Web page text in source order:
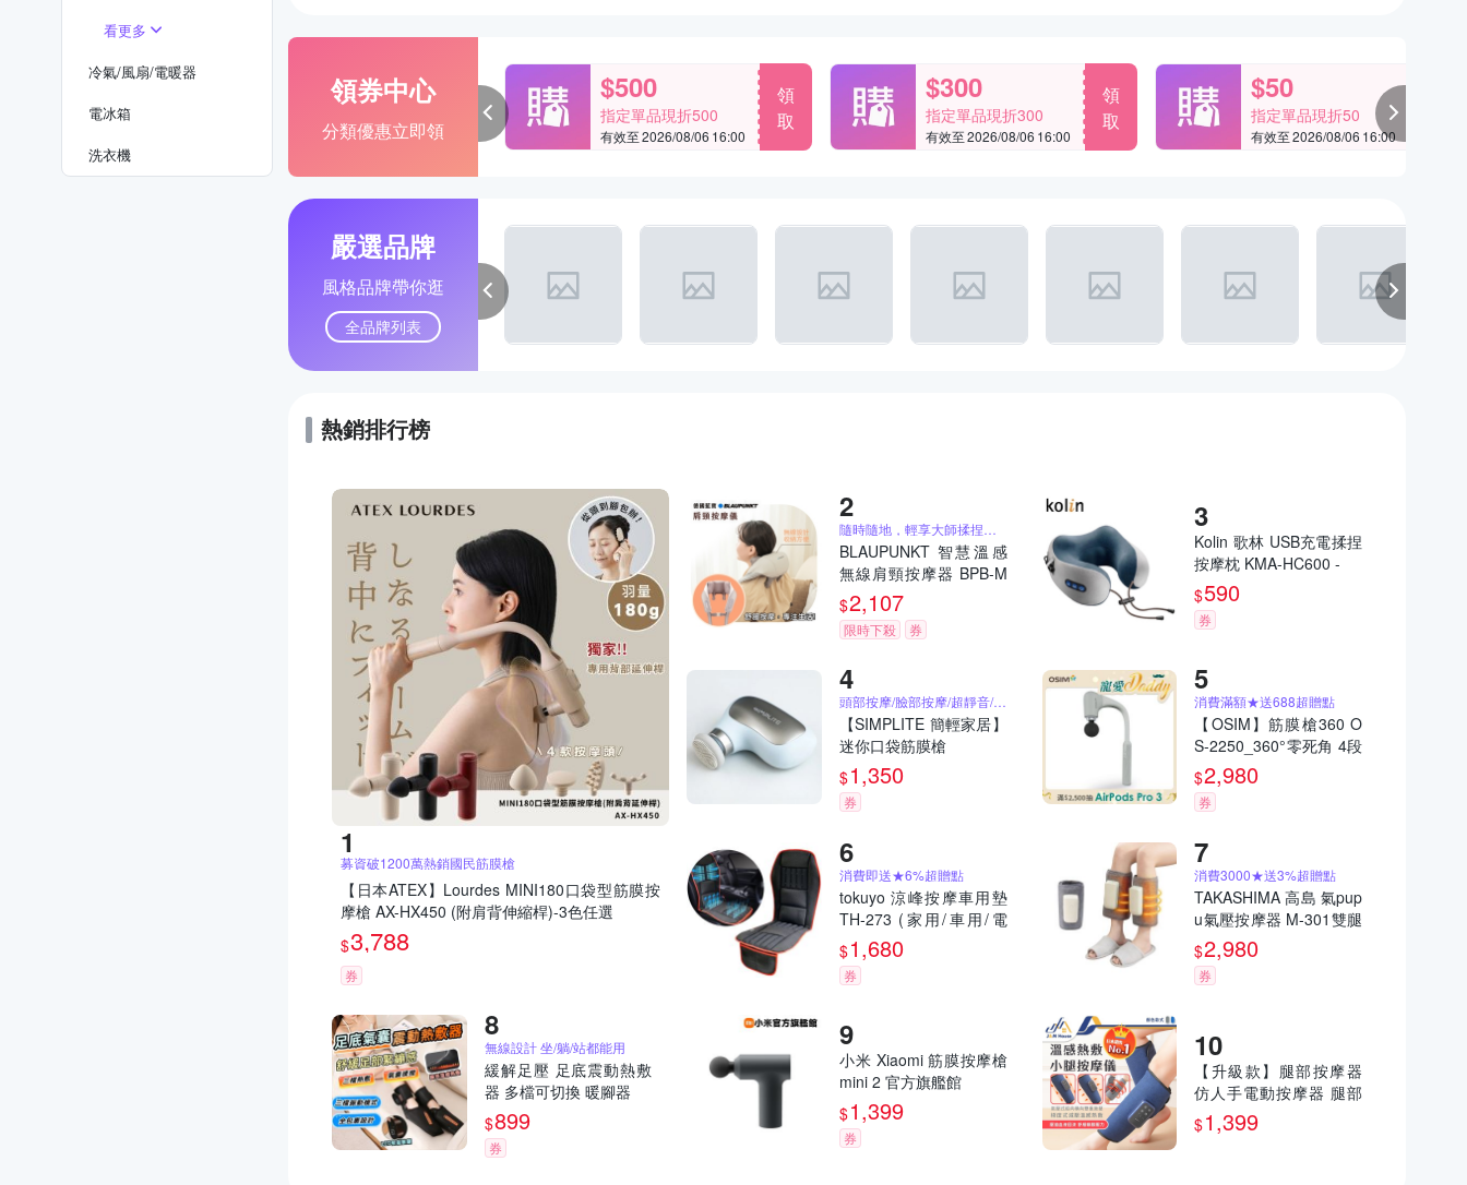
看更多
冷氣/風扇/電暖器
電冰箱
洗衣機
領券中心
分類優惠立即領
$500
指定單品現折500
有效至 2026/08/06 16:00
領
取
$300
指定單品現折300
有效至 2026/08/06 16:00
領
取
$50
指定單品現折50
有效至 2026/08/06 16:00
嚴選品牌
風格品牌帶你逛
全品牌列表
熱銷排行榜
募資破1200萬熱銷國民筋膜槍
【日本ATEX】Lourdes MINI180口袋型筋膜按
摩槍 AX-HX450 (附肩背伸縮桿)-3色任選
$3,788
券
隨時隨地，輕享大師揉捏按摩
BLAUPUNKT 智慧溫感
無線肩頸按摩器 BPB-M
19BU
$2,107
限時下殺 券
Kolin 歌林 USB充電揉捏
按摩枕 KMA-HC600 -
$590
券
頭部按摩/臉部按摩/超靜音/迷你輕巧
【SIMPLITE 簡輕家居】
迷你口袋筋膜槍
$1,350
券
消費滿額★送688超贈點
【OSIM】筋膜槍360 O
S-2250_360°零死角 4段
按摩強度 按摩槍 電動按
摩器
$2,980
券
消費即送★6%超贈點
tokuyo 涼峰按摩車用墊
TH-273 (家用/車用/電
競)
$1,680
券
消費3000★送3%超贈點
TAKASHIMA 高島 氣pup
u氣壓按摩器 M-301雙腿
一對 | 腿足按摩器 美腿
按摩器(腿部/氣壓/手部按
摩)
$2,980
券
無線設計 坐/躺/站都能用
緩解足壓 足底震動熱敷
器 多檔可切換 暖腳器
$899
券
小米 Xiaomi 筋膜按摩槍
mini 2 官方旗艦館
$1,399
券
【升級款】腿部按摩器
仿人手電動按摩器 腿部
按摩機 腿部氣囊熱敷按
摩儀器 小腿按摩機 按摩
$1,399